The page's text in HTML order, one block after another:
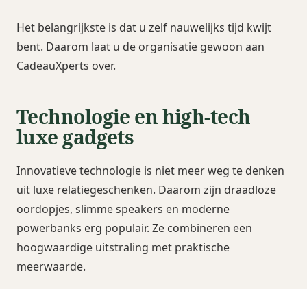
Het belangrijkste is dat u zelf nauwelijks tijd kwijt
bent. Daarom laat u de organisatie gewoon aan
CadeauXperts over.
Technologie en high-tech
luxe gadgets
Innovatieve technologie is niet meer weg te denken
uit luxe relatiegeschenken. Daarom zijn draadloze
oordopjes, slimme speakers en moderne
powerbanks erg populair. Ze combineren een
hoogwaardige uitstraling met praktische
meerwaarde.